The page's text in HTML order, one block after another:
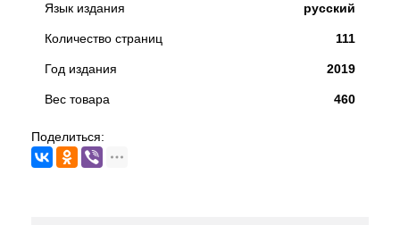
Язык издания русский
Количество страниц 111
Год издания 2019
Вес товара 460
Поделиться: